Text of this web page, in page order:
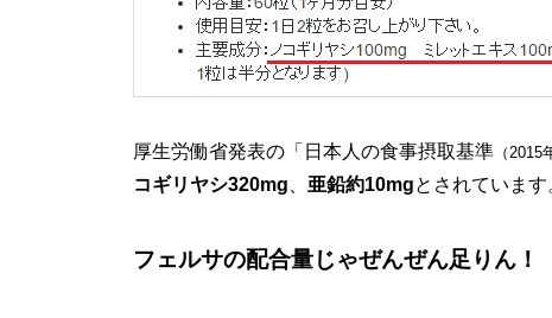
厚生労働省発表の「日本人の食事摂取基準 （2015
コギリヤシ320mg
亜鉛約10mgとされています
フェルサの配合量じゃぜんぜん足りん！